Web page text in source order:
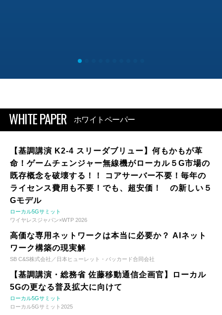
WHITE PAPER ホワイトペーパー
【基調講演 K2-4 スリーダブリュー】何もかもが革
命！ゲームチェンジャー無線機がローカル５G市場の
既存概念を破壊する！！ コアサーバー不要！毎年の
ライセンス費用も不要！でも、超安価！ の新しい５
Gモデル
ローカル5Gサミット
ワイヤレスジャパン×WTP 2026
高価な専用ネットワークは本当に必要か？ AIネット
ワーク構築の現実解
SB C&S株式会社／日本ヒューレット・パッカード合同会社
【基調講演・総務省 佐藤移動通信企画官】ローカル
5Gの更なる普及拡大に向けて
ローカル5Gサミット
ローカル5Gサミット2025